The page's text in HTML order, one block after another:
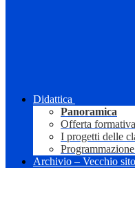
Didattica
Panoramica
Offerta formativa
I progetti delle
Archivio – Vecchio sito